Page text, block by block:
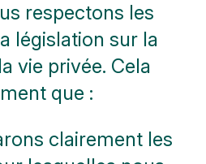
respectons les
législation sur la
vie privée. Cela
que :
clairement les